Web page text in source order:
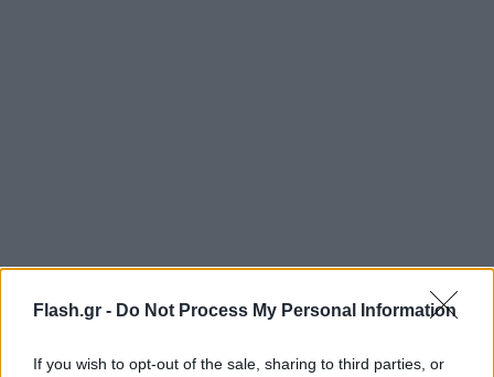
Flash.gr - Do Not Process My Personal Information
If you wish to opt-out of the sale, sharing to third parties, or